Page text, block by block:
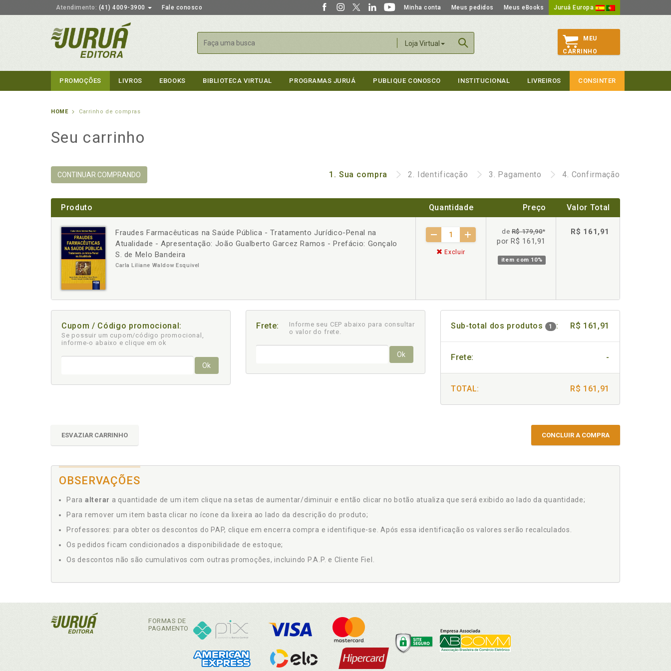
Atendimento: (41) 4009-3900 Fale conosco Minha conta Meus pedidos Meus eBooks Juruá Europa
Loja Virtual
Buscar
MEU
CARRINHO
PROMOÇÕES LIVROS EBOOKS BIBLIOTECA VIRTUAL PROGRAMAS JURUÁ PUBLIQUE CONOSCO INSTITUCIONAL LIVREIROS CONSINTER
HOME Carrinho de compras
Seu carrinho
CONTINUAR COMPRANDO 1. Sua compra 2. Identificação 3. Pagamento 4. Confirmação
Produto Quantidade Preço Valor Total
Fraudes Farmacêuticas na Saúde Pública - Tratamento Jurídico-Penal na
Atualidade - Apresentação: João Gualberto Garcez Ramos - Prefácio: Gonçalo
S. de Melo Bandeira
Carla Liliane Waldow Esquivel
- +
Excluir
deR$ 179,90*
por R$ 161,91
item com 10%
R$ 161,91
Cupom / Código promocional:
Se possuir um cupom/código promocional,
informe-o abaixo e clique em ok
Ok
Frete:
Informe seu CEP abaixo para consultar
o valor do frete.
Ok
Sub-total dos produtos 1 : R$ 161,91
Frete: -
TOTAL: R$ 161,91
ESVAZIAR CARRINHO CONCLUIR A COMPRA
OBSERVAÇÕES
Para alterar a quantidade de um item clique na setas de aumentar/diminuir e então clicar no botão atualiza que será exibido ao lado da quantidade;
Para remover um item basta clicar no ícone da lixeira ao lado da descrição do produto;
Professores: para obter os descontos do PAP, clique em encerra compra e identifique-se. Após essa identificação os valores serão recalculados.
Os pedidos ficam condicionados a disponibilidade de estoque;
Os descontos não são cumulativos com outras promoções, incluindo P.A.P. e Cliente Fiel.
FORMAS DE
PAGAMENTO